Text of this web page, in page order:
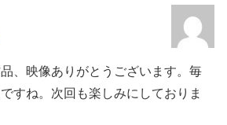
、映像ありがとうございます。毎
すね。次回も楽しみにしておりま